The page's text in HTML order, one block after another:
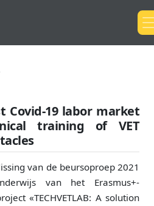
Covid-19 labor market
training of VET
van de beursoproep 2021
van het Erasmus+-
«TECHVETLAB: A solution